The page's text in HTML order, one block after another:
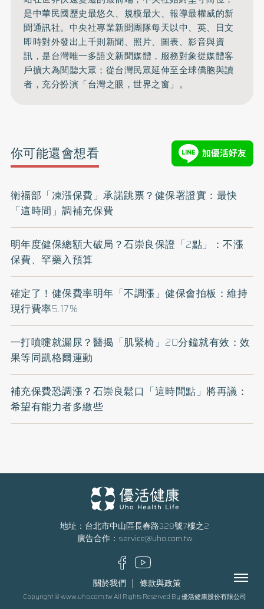
是中華民國歷史最悠久、規模最大、報導最權威的新
聞通訊社。中央社專業新聞團隊每天以中、英、日文
即時對外發出上千則新聞、照片、圖表、影音與資
訊，是台灣唯一多語文新聞媒體，服務對象從媒體客
戶擴大為閱聽大眾；從台灣民眾延伸至全球僑胞與讀
者，充分扮演「台灣之眼，世界之窗」。
你可能還會想看
衛福部「凍漲保費」承諾跳票？健保署證實：最快
「這時間」調補充保費
明年度健保總額大破局？石崇良保證「2點」：不漲
保費、罕藥入預算
確定了！健保費率明年「不調漲」健保會拍板：維持
現行費率5.17%
一打噴嚏就漏尿？醫揭「肌緊椅」20分鐘就有效：效
果等同凱格爾運動
補充保費恐調漲？石崇良鬆口「這時間點」將再議：
希望有能力者多繳些
地址：台北市中山區長春路328號7樓之2
廣告合作： service@uho.com.tw
關於我們 條款與政策
Copyright © www.uho.com.tw All Rights Reserved By 優活健康股份有限公司
Menu